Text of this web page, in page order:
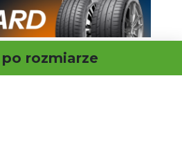
rozmiarze